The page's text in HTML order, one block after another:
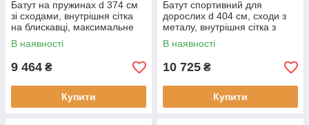
Батут на пружинах d 374 см
зі сходами, внутрішня сітка
на блискавці, максимальне
навантаження 150 кг,
кольоровий
В наявності
9 464 ₴
Купити
Батут спортивний для
дорослих d 404 см, сходи з
металу, внутрішня сітка з
блискавкою, навантаження
150 кг
В наявності
10 725 ₴
Купити